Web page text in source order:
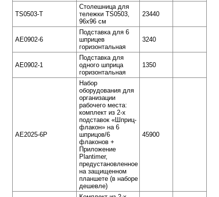
TS0503-T
Столешница для
тележки TS0503,
96х96 см
23440
AE0902-6
Подставка для 6
шприцев
горизонтальная
3240
AE0902-1
Подставка для
одного шприца
горизонтальная
1350
AE2025-6P
Набор
оборудования для
организации
рабочего места:
комплект из 2-х
подставок «Шприц-
флакон» на 6
шприцов/6
флаконов +
Приложение
Plantimer,
предустановленное
на защищенном
планшете (в наборе
дешевле)
45900